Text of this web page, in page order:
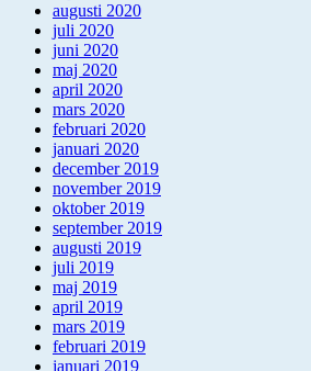
augusti 2020
juli 2020
juni 2020
maj 2020
april 2020
mars 2020
februari 2020
januari 2020
december 2019
november 2019
oktober 2019
september 2019
augusti 2019
juli 2019
maj 2019
april 2019
mars 2019
februari 2019
januari 2019